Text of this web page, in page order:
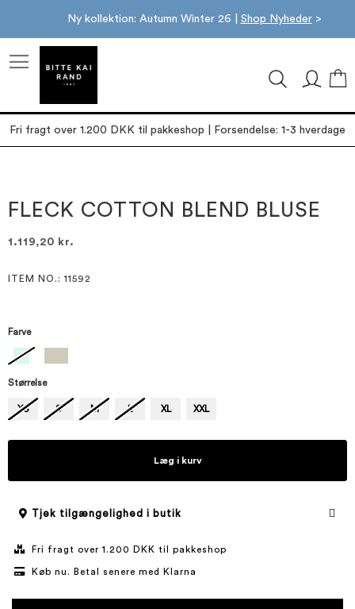
Ny kollektion: Autumn Winter 26 | Shop Nyheder>
Fri fragt over 1.200 DKK til pakkeshop | Forsendelse: 1-3 hverdage
slutningen
af
starten
afFLECK COTTON BLEND BLUSE
1.119,20 kr.
ITEM NO. : 11592
Farve
Størrelse
XS S M L XL XXL
Læg i kurv
Tjek tilgængelighed i butik
Fri fragt over 1.200 DKK til pakkeshop
Køb nu. Betal senere med Klarna